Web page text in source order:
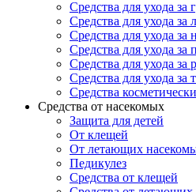
Средства для ухода за
Средства для ухода за
Средства для ухода за
Средства для ухода за
Средства для ухода за
Средства для ухода за
Средства
Средства от насекомых
Защита для детей
От клещей
От летающих
Педикулез
Средства от клещей